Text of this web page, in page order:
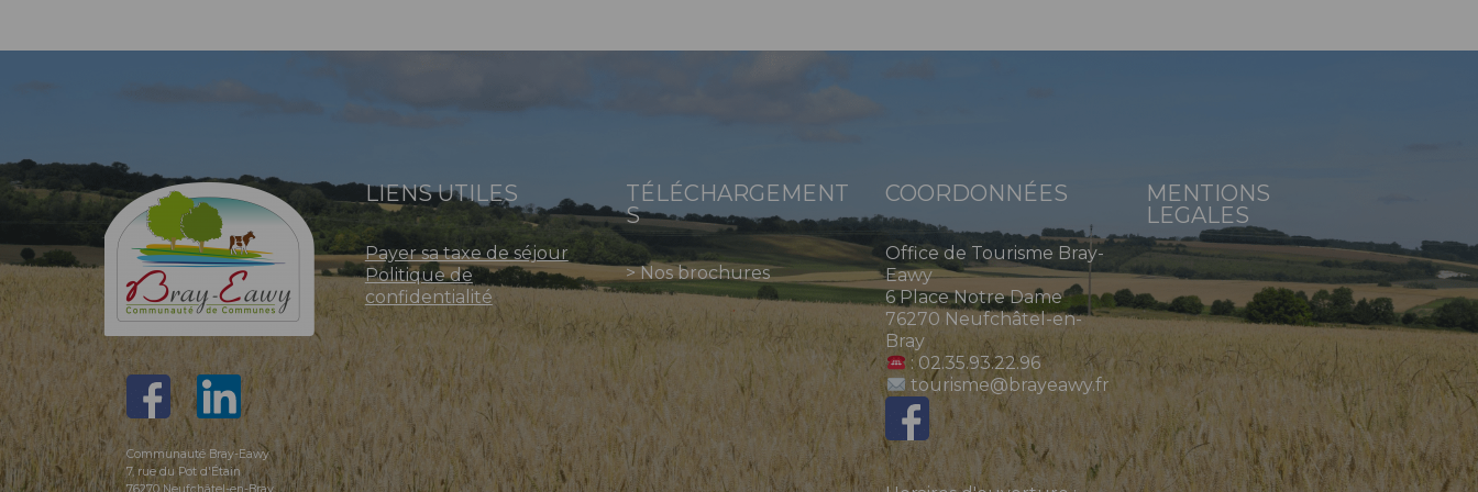
Communauté Bray-Eawy
7, rue du Pot d'Étain
LIENS UTILES
Payer sa taxe de séjour
Politique de
confidentialité
TÉLÉCHARGEMENT
S
>Nos brochures
COORDONNÉES
Office de Tourisme Bray-
Eawy
6 Place Notre Dame
76270 Neufchâtel-en-
Bray
: 02.35.93.22.96
tourisme@brayeawy.fr
MENTIONS
LEGALES